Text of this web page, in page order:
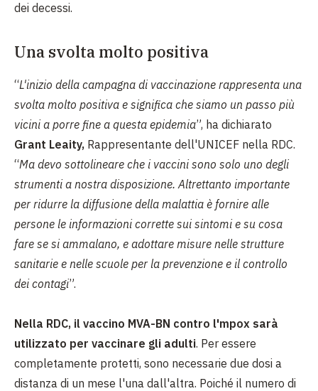
dei decessi.
Una svolta molto positiva
“L'inizio della campagna di vaccinazione rappresenta una
svolta molto positiva e significa che siamo un passo più
vicini a porre fine a questa epidemia”, ha dichiarato
Grant Leaity, Rappresentante dell'UNICEF nella RDC.
“Ma devo sottolineare che i vaccini sono solo uno degli
strumenti a nostra disposizione. Altrettanto importante
per ridurre la diffusione della malattia è fornire alle
persone le informazioni corrette sui sintomi e su cosa
fare se si ammalano, e adottare misure nelle strutture
sanitarie e nelle scuole per la prevenzione e il controllo
dei contagi”.
Nella RDC, il vaccino MVA-BN contro l'mpox sarà
utilizzato per vaccinare gli adulti. Per essere
completamente protetti, sono necessarie due dosi a
distanza di un mese l'una dall'altra. Poiché il numero di